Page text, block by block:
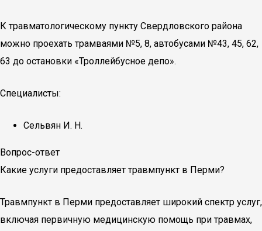
К травматологическому пункту Свердловского района
можно проехать трамваями №5, 8, автобусами №43, 45, 62,
63 до остановки «Троллейбусное депо».
Специалисты:
Сельвян И. Н.
Вопрос-ответ
Какие услуги предоставляет травмпункт в Перми?
Травмпункт в Перми предоставляет широкий спектр услуг,
включая первичную медицинскую помощь при травмах,